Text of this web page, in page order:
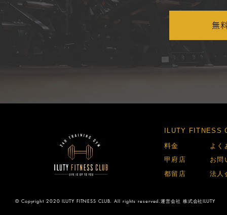
無
​ILUTY FITNESS
​料金​
​甲府店​
​都留店​
よく
お問
法人
© Copyright 2020 ILUTY FITNESS CLUB. All rights reserved.運営会社 株式会社ILUTY